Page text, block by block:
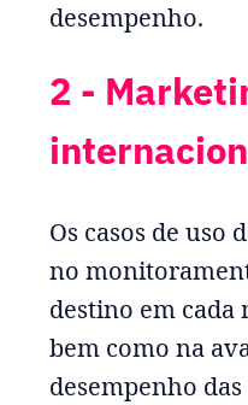
desempenho.
2 -
Os casos de uso
no
destino em cada
bem como na
desempenho